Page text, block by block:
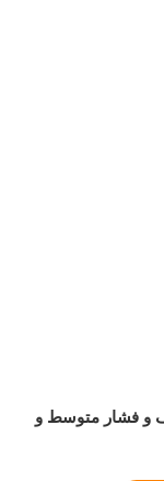
و فشار متوسط و